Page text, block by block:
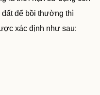
đất để bồi thường thì
xác định như sau: